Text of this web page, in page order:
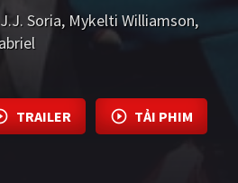
J.J. Soria Mykelti Williamson
TRAILER TẢI PHIM